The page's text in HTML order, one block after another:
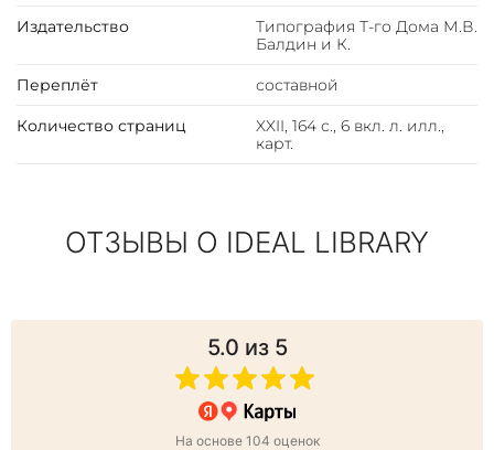
Издательство
Типография Т-го Дома М.В.
Балдин и К.
Переплёт составной
Количество страниц
XXII, 164 с., 6 вкл. л. илл.,
карт.
ОТЗЫВЫ О IDEAL LIBRARY
5.0 из 5
На основе 104 оценок